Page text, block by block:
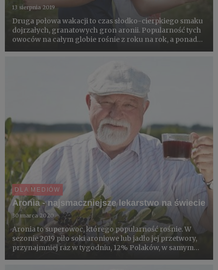
13 sierpnia 2019
Druga połowa wakacji to czas słodko-cierpkiego smaku
dojrzałych, granatowych gron aronii. Popularność tych
owoców na całym globie rośnie z roku na rok, a ponad
DLA MEDIÓW
Aronia - najsmaczniejsze lekarstwo na świecie
30 marca 2020
Aronia to superowoc, którego popularność rośnie. W
sezonie 2019 piło soki aroniowe lub jadło jej przetwory,
przynajmniej raz w tygodniu, 12% Polaków, w samym